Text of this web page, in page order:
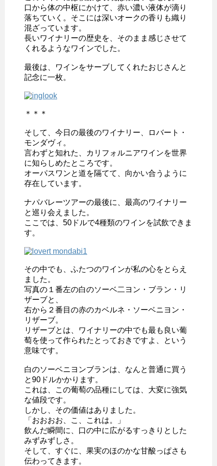
口から体の中枢にかけて、赤い濃い液体が滴り
落ちていく。そこには深いオークの香りも織り
混ざっています。
長いワイナリーの歴史を、そのまま感じさせて
くれるようなワインでした。
最後は、ワインをサーブしてくれたおじさんと
記念に一枚。
＊＊＊
そして、今日の最後のワイナリー、ロバート・
モンダヴィ。
言わずと知れた、カリフォルニアワインを世界
に知らしめたところです。
オーパスワンと道を隔てて、向かい合うように
存在しています。
ナパバレーツアーの最後に、最高のワイナリー
と巡り会えました。
ここでは、50ドルで4種類のワインを試飲できま
す。
その中でも、ふたつのワインが私の心をとらえ
ました。
写真の１番左の白のソーベ二ヨン・ブラン・リ
ザーブと、
右から２番目の赤のカベルネ・ソーベニヨン・
リザーブ。
リザーブとは、ワイナリーの中でも最も良い葡
萄を使って作られたとっておきですよ、という
意味です。
白のソーベニヨンブランは、なんと普通に買う
と90ドルかかります。
これは、この葡萄の品種にしては、大変に強気
な値段です。
しかし、その価値はありました。
「おおおお、こ、これは。」
飲んだ瞬間に、口の中に広がるすっきりとした
みずみずしさ。
そして、すぐに、果実のほのかな甘酸っぱさも
伝わってきます。